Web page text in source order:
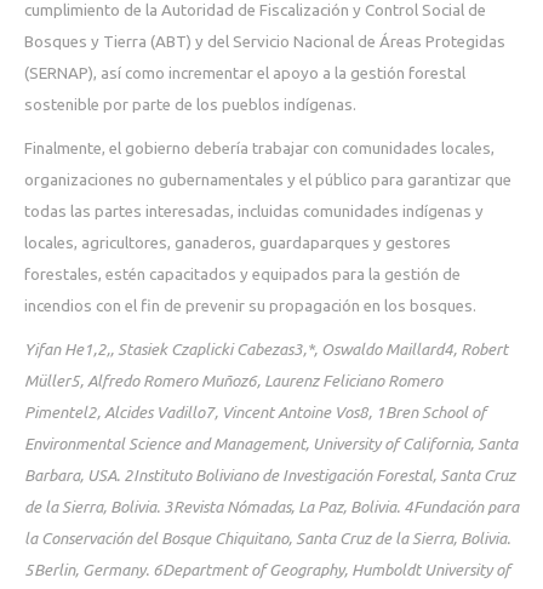
cumplimiento de la Autoridad de Fiscalización y Control Social de
Bosques y Tierra (ABT) y del Servicio Nacional de Áreas Protegidas
(SERNAP), así como incrementar el apoyo a la gestión forestal
sostenible por parte de los pueblos indígenas.
Finalmente, el gobierno debería trabajar con comunidades locales,
organizaciones no gubernamentales y el público para garantizar que
todas las partes interesadas, incluidas comunidades indígenas y
locales, agricultores, ganaderos, guardaparques y gestores
forestales, estén capacitados y equipados para la gestión de
incendios con el fin de prevenir su propagación en los bosques.
Yifan He1,2,, Stasiek Czaplicki Cabezas3,*, Oswaldo Maillard4, Robert
Müller5, Alfredo Romero Muñoz6, Laurenz Feliciano Romero
Pimentel2, Alcides Vadillo7, Vincent Antoine Vos8, 1Bren School of
Environmental Science and Management, University of California, Santa
Barbara, USA. 2Instituto Boliviano de Investigación Forestal, Santa Cruz
de la Sierra, Bolivia. 3Revista Nómadas, La Paz, Bolivia. 4Fundación para
la Conservación del Bosque Chiquitano, Santa Cruz de la Sierra, Bolivia.
5Berlin, Germany. 6Department of Geography, Humboldt University of